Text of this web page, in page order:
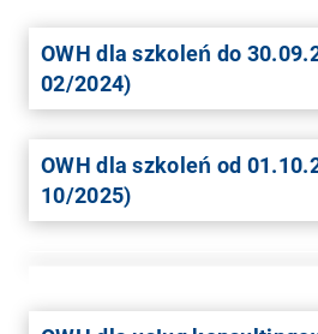
OWH dla szkoleń do
02/2024)
OWH dla szkoleń od
10/2025)